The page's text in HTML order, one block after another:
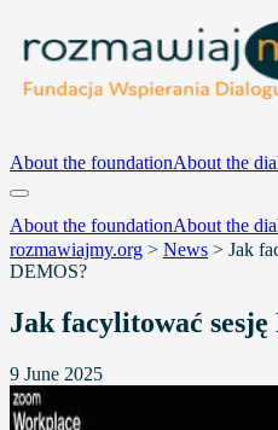
About the foundationAbout the
About the foundationAbout the
rozmawiajmy.org > News > Jak
DEMOS?
Jak facylitować
9 June 2025